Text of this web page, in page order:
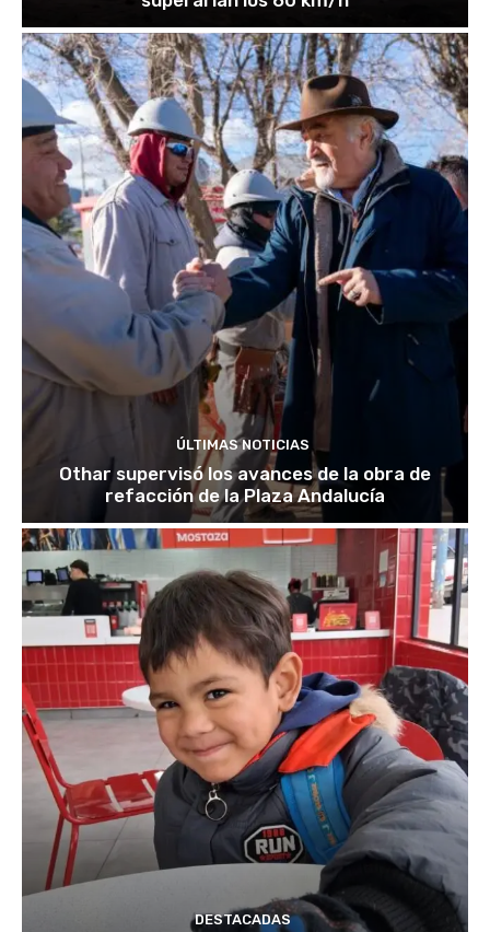
ÚLTIMAS NOTICIAS
Othar supervisó los avances de la obra de
refacción de la Plaza Andalucía
DESTACADAS